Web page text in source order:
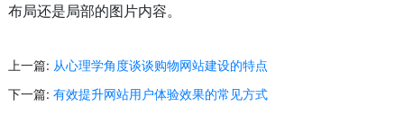
布局还是局部的图片内容。
上一篇: 从心理学角度谈谈购物网站建设的特点
下一篇: 有效提升网站用户体验效果的常见方式